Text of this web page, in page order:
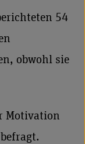
54
obwohl sie
Motivation